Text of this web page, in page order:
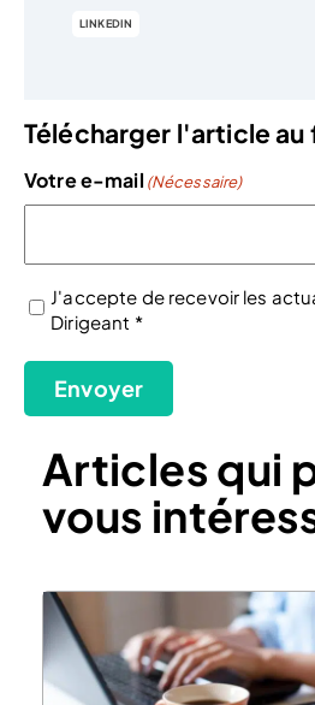
LINKEDIN
Télécharger l'article au
Votre e-mail (Nécessaire)
(Nécessaire)
J'accepte de recevoir les
Dirigeant *
Envoyer
Articles qui
vous